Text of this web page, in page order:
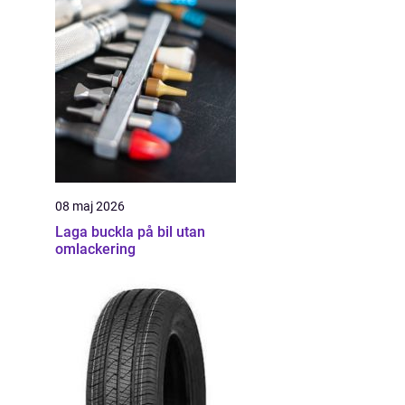
08 maj 2026
Laga buckla på bil utan
omlackering